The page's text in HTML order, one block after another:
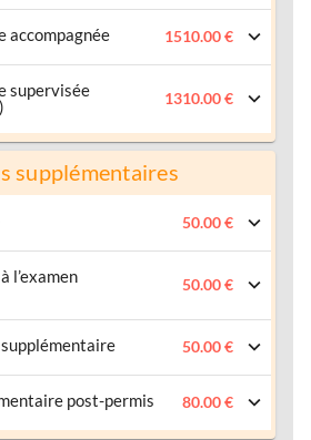
accompagnée 1510.00 €
supervisée
1310.00 €
supplémentaires
50.00 €
l’examen
50.00 €
50.00 €
post-permis 80.00 €